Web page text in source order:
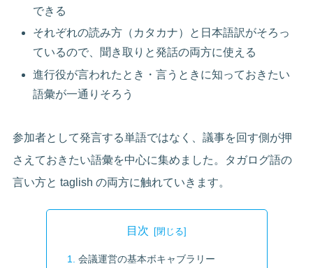
できる
それぞれの読み方（カタカナ）と日本語訳がそろっ
ているので、聞き取りと発話の両方に使える
進行役が言われたとき・言うときに知っておきたい
語彙が一通りそろう
参加者として発言する単語ではなく、議事を回す側が押
さえておきたい語彙を中心に集めました。タガログ語の
言い方と taglish の両方に触れていきます。
目次
会議運営の基本ボキャブラリー